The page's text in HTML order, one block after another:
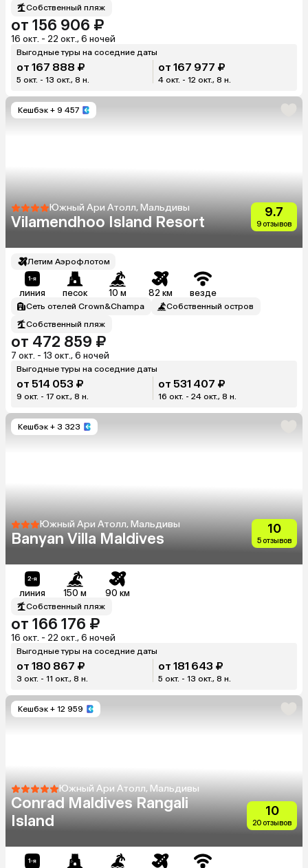
Собственный пляж
от 156 906 ₽
16 окт. - 22 окт., 6 ночей
Выгодные туры на соседние даты
от 167 888 ₽
5 окт. - 13 окт., 8 н.
от 167 977 ₽
4 окт. - 12 окт., 8 н.
Кешбэк + 9 457
Южный Ари Атолл, Мальдивы
Vilamendhoo Island Resort
9.7
9 отзывов
Летим Аэрофлотом
линия песок 10 м 82 км везде
Сеть отелей Crown&Champa
Собственный остров
Собственный пляж
от 472 859 ₽
7 окт. - 13 окт., 6 ночей
Выгодные туры на соседние даты
от 514 053 ₽
9 окт. - 17 окт., 8 н.
от 531 407 ₽
16 окт. - 24 окт., 8 н.
Кешбэк + 3 323
Южный Ари Атолл, Мальдивы
Banyan Villa Maldives
10
5 отзывов
линия 150 м 90 км
Собственный пляж
от 166 176 ₽
16 окт. - 22 окт., 6 ночей
Выгодные туры на соседние даты
от 180 867 ₽
3 окт. - 11 окт., 8 н.
от 181 643 ₽
5 окт. - 13 окт., 8 н.
Кешбэк + 12 959
Южный Ари Атолл, Мальдивы
Conrad Maldives Rangali
Island
10
20 отзывов